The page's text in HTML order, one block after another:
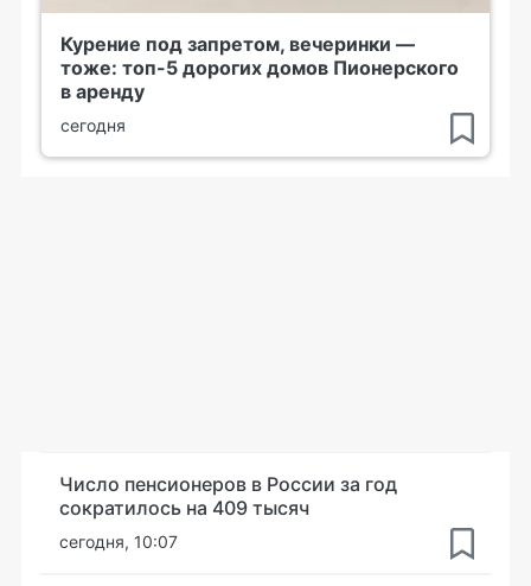
Курение под запретом, вечеринки —
тоже: топ-5 дорогих домов Пионерского
в аренду
сегодня
Число пенсионеров в России за год
сократилось на 409 тысяч
сегодня, 10:07